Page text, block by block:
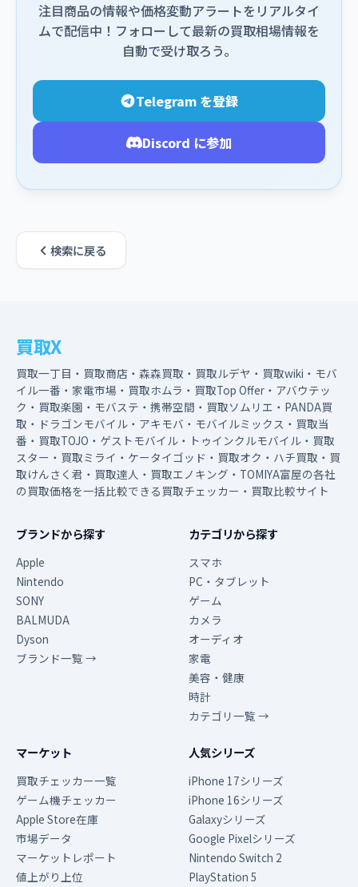
注目商品の情報や価格変動アラートをリアルタイ
ムで配信中！フォローして最新の買取相場情報を
自動で受け取ろう。
Telegram を登録
Discord に参加
検索に戻る
買取X
買取一丁目・買取商店・森森買取・買取ルデヤ・買取wiki・モバ
イル一番・家電市場・買取ホムラ・買取Top Offer・アバウテッ
ク・買取楽園・モバステ・携帯空間・買取ソムリエ・PANDA買
取・ドラゴンモバイル・アキモバ・モバイルミックス・買取当
番・買取TOJO・ゲストモバイル・トゥインクルモバイル・買取
スター・買取ミライ・ケータイゴッド・買取オク・ハチ買取・買
取けんさく君・買取達人・買取エノキング・TOMIYA富屋の各社
の買取価格を一括比較できる買取チェッカー・買取比較サイト
ブランドから探す
Apple
Nintendo
SONY
BALMUDA
Dyson
ブランド一覧 →
カテゴリから探す
スマホ
PC・タブレット
ゲーム
カメラ
オーディオ
家電
美容・健康
時計
カテゴリ一覧 →
マーケット
買取チェッカー一覧
ゲーム機チェッカー
Apple Store在庫
市場データ
マーケットレポート
値上がり上位
人気シリーズ
iPhone 17シリーズ
iPhone 16シリーズ
Galaxyシリーズ
Google Pixelシリーズ
Nintendo Switch 2
PlayStation 5